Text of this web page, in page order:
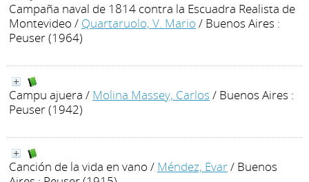
Campaña naval de 1814 contra la Escuadra Realista de
Montevideo / Quartaruolo, V. Mario / Buenos Aires :
Peuser (1964)
Campu ajuera / Molina Massey, Carlos / Buenos Aires :
Peuser (1942)
Canción de la vida en vano / Méndez, Evar/ Buenos